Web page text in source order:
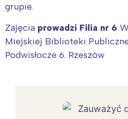
grupie.
Zajęcia prowadzi Filia nr 6
Miejskiej Biblioteki
Podwisłocze 6. Rzeszów